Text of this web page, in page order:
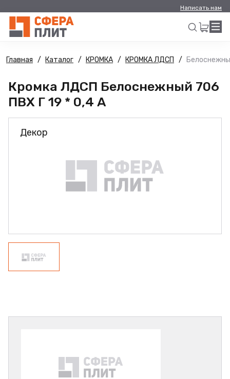
Написать нам
Искать
Главная Каталог КРОМКА КРОМКА ЛДСП
Кромка ЛДСП Белоснежный 706
ПВХ Г 19 * 0,4 А
Декор